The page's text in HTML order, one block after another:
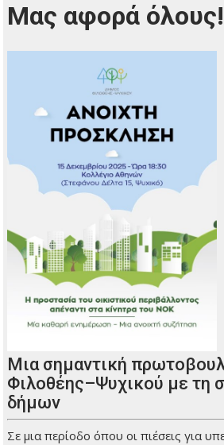
Μας αφορά όλους!
Μια σημαντική
Φιλοθέης–Ψυχικού με τη
δήμων
Σε μια περίοδο όπου οι πιέσεις για